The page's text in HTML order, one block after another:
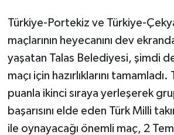
Türkiye-Portekiz ve Türkiye-
maçlarının heyecanını dev
yaşatan Talas Belediyesi, şimdi
maçı için hazırlıklarını tamamladı.
puanla ikinci sıraya yerleşerek
başarısını elde eden Türk Milli
ile oynayacağı önemli maç, 2